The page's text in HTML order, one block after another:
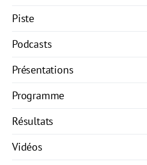
Piste
Podcasts
Présentations
Programme
Résultats
Vidéos